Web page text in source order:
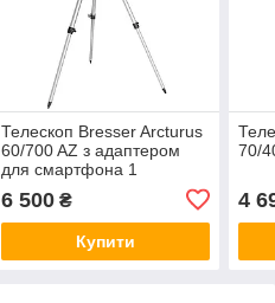
Телескоп Bresser Arcturus
60/700 AZ з адаптером
для смартфона 1
6 500₴
Купити
70/
4